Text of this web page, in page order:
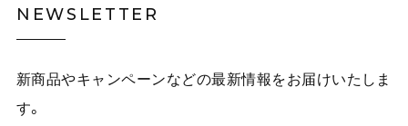
NEWSLETTER
新商品やキャンペーンなどの最新情報をお届けいたしま
す。